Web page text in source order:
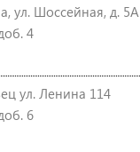
ул. Шоссейная, д. 5А
4
ул. Ленина 114
6